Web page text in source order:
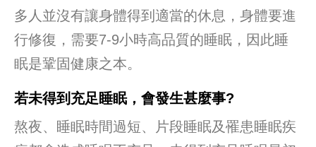
多人並沒有讓身體得到適當的休息，身體要進
行修復，需要7-9小時高品質的睡眠，因此睡
眠是鞏固健康之本。
若未得到充足睡眠，會發生甚麼事?
熬夜、睡眠時間過短、片段睡眠及罹患睡眠疾